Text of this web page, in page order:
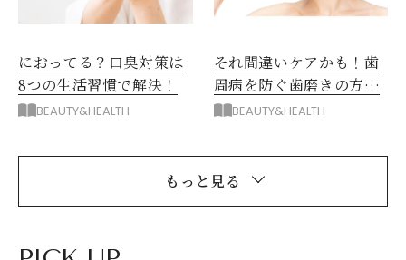
におってる？口臭対策は
8つの生活習慣で解決！
BEAUTY&HEALTH
それ間違いケアかも！歯
周病を防ぐ歯磨きの方法
Q&ABEAUTY&HEALTH
もっと見る